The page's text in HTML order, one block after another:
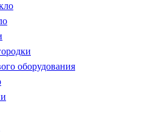
оборудования